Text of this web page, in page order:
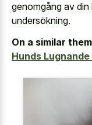
genomgång av
undersökning.
On a similar
Hunds